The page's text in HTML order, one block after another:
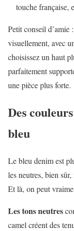
touche française,
Petit conseil d’amie
visuellement, avec
choisissez un haut
parfaitement
une pièce plus forte.
Des
bleu
Le bleu denim est
les neutres, bien
Et là, on peut
Les tons neutres
camel créent des